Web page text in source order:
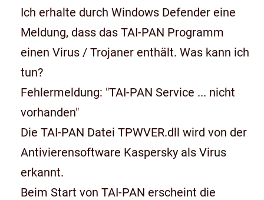
Ich erhalte durch Windows Defender eine
Meldung, dass das TAI-PAN Programm
einen Virus / Trojaner enthält. Was kann ich
tun?
Fehlermeldung: "TAI-PAN Service ... nicht
vorhanden"
Die TAI-PAN Datei TPWVER.dll wird von der
Antivierensoftware Kaspersky als Virus
erkannt.
Beim Start von TAI-PAN erscheint die